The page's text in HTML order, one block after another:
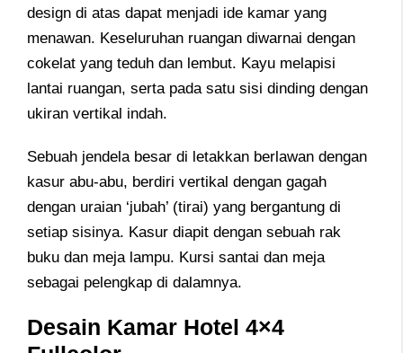
design di atas dapat menjadi ide kamar yang
menawan. Keseluruhan ruangan diwarnai dengan
cokelat yang teduh dan lembut. Kayu melapisi
lantai ruangan, serta pada satu sisi dinding dengan
ukiran vertikal indah.
Sebuah jendela besar di letakkan berlawan dengan
kasur abu-abu, berdiri vertikal dengan gagah
dengan uraian ‘jubah’ (tirai) yang bergantung di
setiap sisinya. Kasur diapit dengan sebuah rak
buku dan meja lampu. Kursi santai dan meja
sebagai pelengkap di dalamnya.
Desain Kamar Hotel 4×4